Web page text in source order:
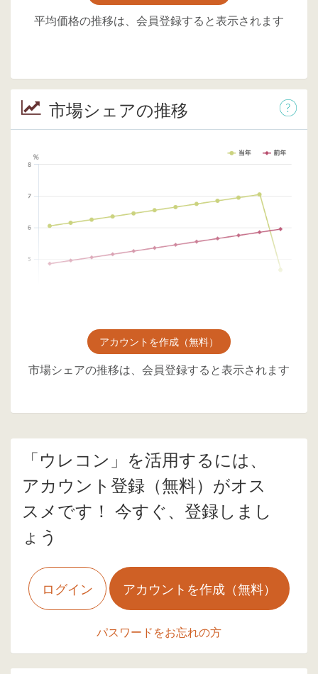
平均価格の推移は、会員登録すると表示されます
市場シェアの推移
アカウントを作成（無料）
市場シェアの推移は、会員登録すると表示されます
「ウレコン」を活用するには、
アカウント登録（無料）がオス
スメです！ 今すぐ、登録しまし
ょう
ログイン アカウントを作成（無料）
パスワードをお忘れの方